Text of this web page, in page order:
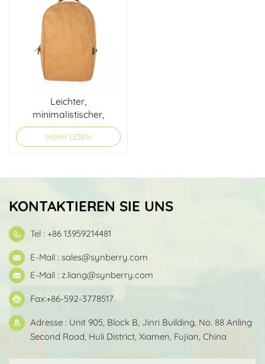
Leichter,
minimalistischer,
umweltfreundlicher
Reiserucksack
MEHR LESEN
KONTAKTIEREN SIE UNS
Tel : +86 13959214481
E-Mail : sales@synberry.com
E-Mail : z.liang@synberry.com
Fax:+86-592-3778517
Adresse : Unit 905, Block B, Jinri Building, No. 88 Anling
Second Road, Huli District, Xiamen, Fujian, China